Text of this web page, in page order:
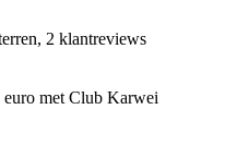
2 klantreviews
met Club Karwei